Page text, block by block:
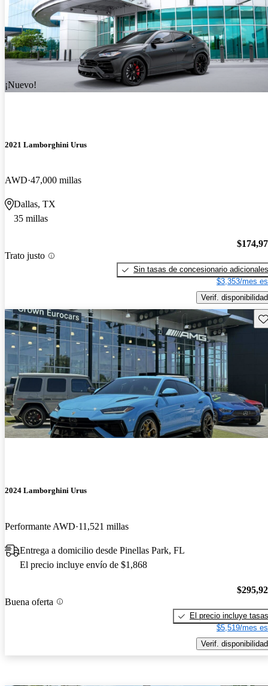
¡Nuevo!
2021 Lamborghini Urus
AWD 47,000 millas
Dallas, TX
35 millas
Trato justo
Sin tasas de concesionario adicionales
$3,353/mes
Verif. disponibilidad
2024 Lamborghini Urus
Performante AWD 11,521 millas
Entrega a domicilio desde Pinellas Park, FL
El precio incluye envío de $1,868
Buena oferta
El precio incluye tasas
$5,519/mes
Verif. disponibilidad